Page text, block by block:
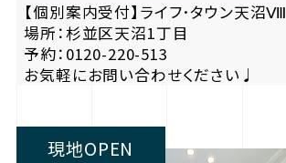
【個別案内受付】ライフ･タウン天沼Ⅷ
場所：杉並区天沼1丁目
予約：0120-220-513
お気軽にお問い合わせください♩
現地OPEN